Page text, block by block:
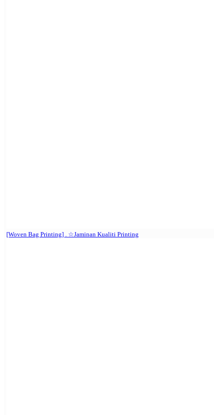
[Woven Bag Printing] . ☆Jaminan Kualiti Printing